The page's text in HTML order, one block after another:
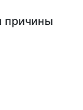
причины